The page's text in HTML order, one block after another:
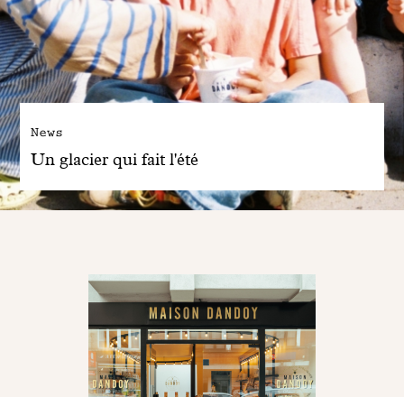
E-Shop
News
Un glacier qui fait l'été